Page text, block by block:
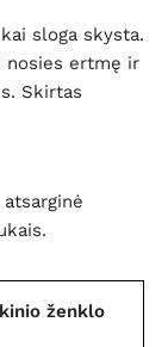
sloga skysta.
nosies ertmę ir
Skirtas
ženklo